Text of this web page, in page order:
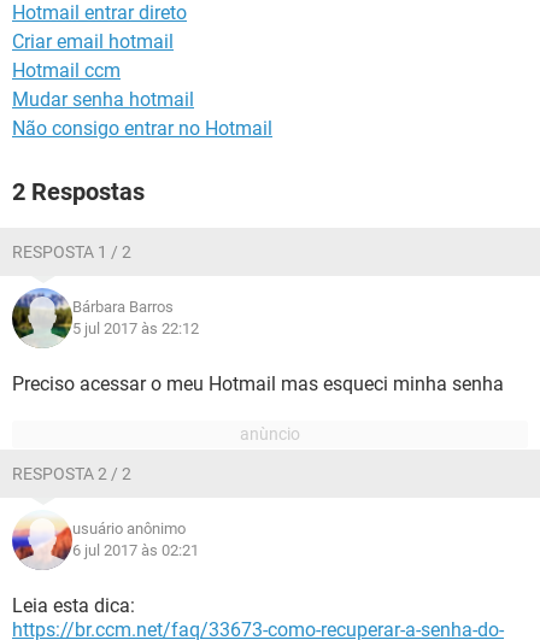
Hotmail entrar direto
Criar email hotmail
Hotmail ccm
Mudar senha hotmail
Não consigo entrar no Hotmail
2 Respostas
RESPOSTA 1 / 2
Bárbara Barros
5 jul 2017 às 22:12
Preciso acessar o meu Hotmail mas esqueci minha senha
RESPOSTA 2 / 2
usuário anônimo
6 jul 2017 às 02:21
Leia esta dica:
https://br.ccm.net/faq/33673-como-recuperar-a-senha-do-